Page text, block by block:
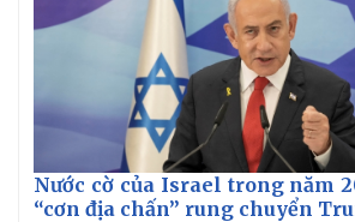
Thế giới
Cuộc sống đó đây
Hồ sơ
Video
Ảnh
E-
Nước cờ của Israel trong năm
“cơn địa chấn” rung chuyển